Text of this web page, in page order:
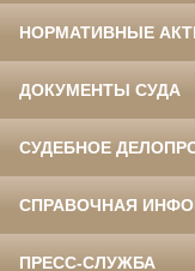
НОРМАТИВНЫЕ
ДОКУМЕНТЫ СУДА
СУДЕБНОЕ
СПРАВОЧНАЯ
ПРЕСС-СЛУЖБА